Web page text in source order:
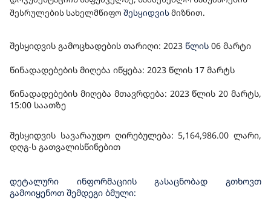
შესრულების სახელმწიფო შესყიდვისმიზნით.
შესყიდვის გამოცხადების თარიღი: 2023 წლის 06 მარტი
წინადადებების მიღება იწყება: 2023 წლის 17 მარტს
წინადადებების მიღება მთავრდება: 2023 წლის 20 მარტს,
1 5:00 საათზე
შესყიდვის სავარაუდო ღირებულება: 5,164,986.00 ლარი,
დღგ-ს გათვალისწინებით
დეტალური ინფორმაციის გასაცნობად გთხოვთ
გამოიყენოთ შემდეგი ბმული: